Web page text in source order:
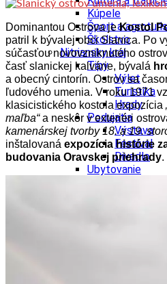
Kúpele
Šport a
Školstvo
Nitriansky kraj
Tipy
Výlet
Turistika
Hrady
Podujatia
Výstava
Festival
Divadlo
Ubytovanie
Dominantou Ostrova jeKostol
patril k bývalej obci Slanica. Po
súčasťou novovzniknutého
časť slanickej kalvárie, bývalá
a obecný cintorín. Ostrov sa
ľudového umenia. V roku 1971
klasicistického kostola expozícia
maľba“a neskôr v exteriéri
kamenárskej tvorby 18. a 19.
inštalovaná expozícia histórie
budovania Oravskej priehrady.